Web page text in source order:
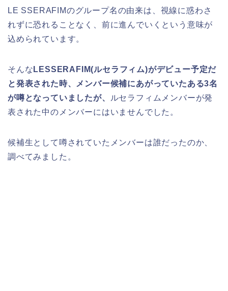
LE SSERAFIMのグループ名の由来は、視線に惑わさ
れずに恐れることなく、前に進んでいくという意味が
込められています。
そんな LESSERAFIM(ルセラフィム)がデビュー予定だ
と発表された時、メンバー候補にあがっていたある3名
が噂となっていましたが、
ルセラフィムメンバーが発
表された中のメンバーにはいませんでした。
候補生として噂されていたメンバーは誰だったのか、
調べてみました。